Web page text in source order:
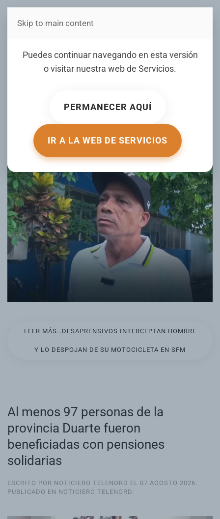
Estás en Telenord Medios
Puedes continuar navegando en esta versión
o visitar nuestra web de Servicios.
PERMANECER AQUÍ
IR A LA WEB DE SERVICIOS
Skip to main content
Desaprensivos interceptan hombre
PUBLICADO EN
LEER MÁS…DESAPRENSIVOS INTERCEPTAN HOMBRE
Y LO DESPOJAN DE SU MOTOCICLETA EN SFM
Al menos 97 personas de la
provincia Duarte fueron
beneficiadas con pensiones
solidarias
ESCRITO POR NOTICIERO TELENORD EL 07 AGOSTO 2026
PUBLICADO EN NOTICIERO TELENORD